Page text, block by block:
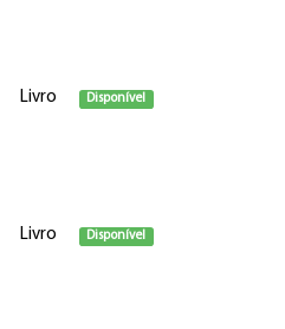
Livro Disponível
Livro Disponível